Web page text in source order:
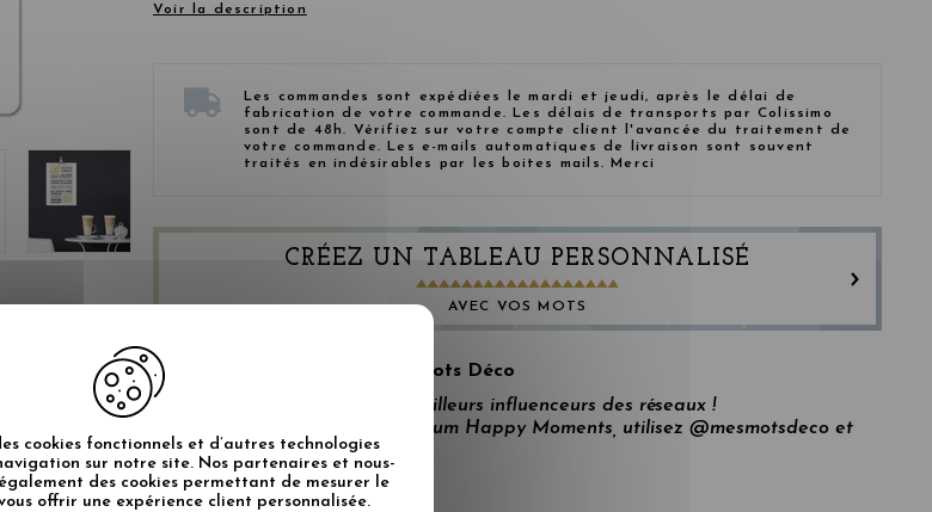
Voir la description
Les commandes sont expédiées le mardi et jeudi, après le délai de
fabrication de votre commande. Les délais de transports par Colissimo
sont de 48h. Vérifiez sur votre compte client l'avancée du traitement de
votre commande. Les e-mails automatiques de livraison sont souvent
traités en indésirables par les boites mails. Merci
CRÉEZ UN TABLEAU PERSONNALISÉ
AVEC VOS MOTS
de
Album Happy Moment Mes Mots Déco
Nos produits validés par les meilleurs influenceurs des réseaux !
Pour apparaître dans notre album Happy Moments, utilisez @mesmotsdeco et
#mesmotsdeco sur Instagram.
cookies fonctionnels et d’autres technologies
sur notre site. Nos partenaires et nous-
des cookies permettant de mesurer le
offrir une expérience client personnalisée.